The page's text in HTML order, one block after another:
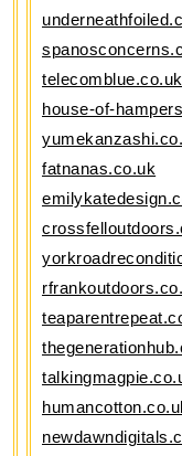
telecomblue.co.uk
house-of-
fatnanas.co.uk